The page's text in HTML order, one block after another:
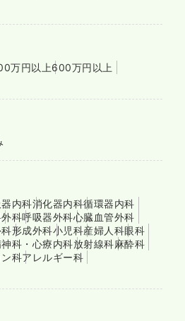
万円以上600万円以上
内科消化器内科循環器内科
外科呼吸器外科心臓血管外科
形成外科小児科産婦人科眼科
科・心療内科放射線科麻酔科
科アレルギー科